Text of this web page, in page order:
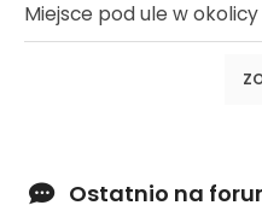
Miejsce pod ule w
Ostatnio na